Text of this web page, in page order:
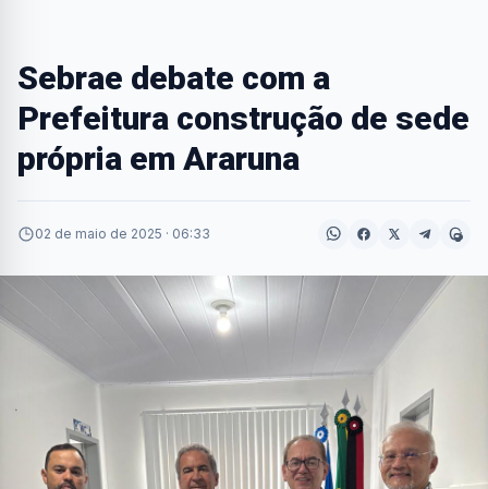
Sebrae debate com a
Prefeitura construção de sede
própria em Araruna
02 de maio de 2025 · 06:33